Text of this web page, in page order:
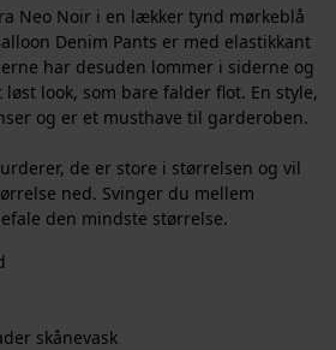
Neo Noir i en lækker tynd mørkeblå
Denim Pants er med elastikkant
har desuden lommer i siderne og
look, som bare falder flot. En style,
og er et musthave til garderoben.
de er store i størrelsen og vil
ned. Svinger du mellem
den mindste størrelse.
skånevask